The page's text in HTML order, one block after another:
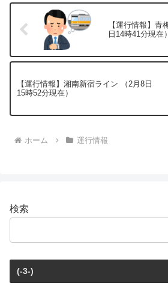
【運行情報】
日14時41分現在）
【運行情報】湘南新宿ライン （2月8日
15時52分現在）
ホーム 運行情報
検索
(-3-)